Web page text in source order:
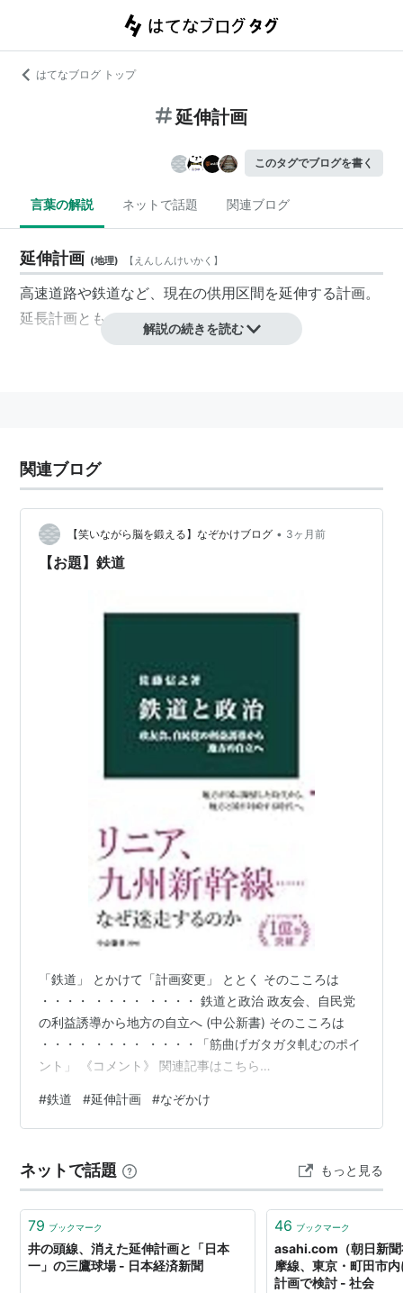
はてなブログ トップ
延伸計画
このタグでブログを書く
言葉の解説 ネットで話題 関連ブログ
延伸計画 (地理) 【 えんしんけいかく 】
高速道路や鉄道など、現在の供用区間を延伸する計画。
延長計画とも
解説の続きを読む
関連ブログ
【笑いながら脳を鍛える】なぞかけブログ • 3ヶ月前
【お題】鉄道
「鉄道」 とかけて「計画変更」 ととく そのこころは
・・・・ ・・・・ ・・・・ 鉄道と政治 政友会、自民党
の利益誘導から地方の自立へ (中公新書) そのこころは
・・・・ ・・・・ ・・・・「筋曲げガタガタ軋むのポイ
ント」 《コメント》 関連記事はこちら
efa0df07261fe6eba0d974e3 もう、新幹線開通で 客が
増える時代ではないのでは。 インバウンド狙いの観光戦
ｏｇランキング（社会経済ニュース部門）に登録してい
ます。もし…
#鉄道 #延伸計画 #なぞかけ
ネットで話題 もっと見る
79 ブックマーク
井の頭線、消えた延伸計画と「日本
一」の三鷹球場 - 日本経済新聞
46 ブックマーク
asahi.com（朝日新
摩線、東京・町田市
計画で検討 - 社会